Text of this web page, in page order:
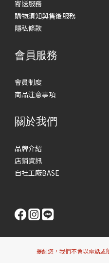
寄送服務
購物須知與售後服務
隱私條款
會員服務
會員制度
商品注意事項
關於我們
品牌介紹
店鋪資訊
自社工廠BASE
提醒您，我們不會以電話或